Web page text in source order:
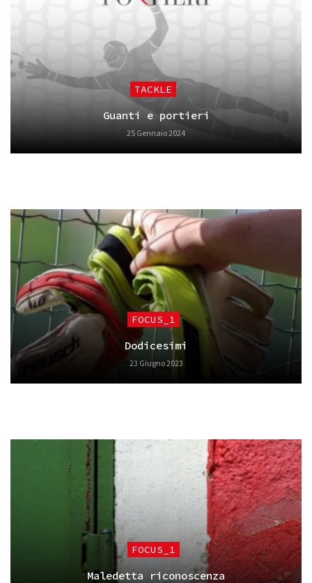
TACKLE
Guanti e portieri
25 Gennaio 2024
FOCUS_1
Dodicesimi
23 Giugno 2023
FOCUS_1
Maledetta riconoscenza